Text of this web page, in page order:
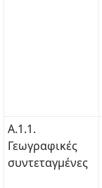
Α.1.1.
Γεωγραφικές
συντεταγμένες